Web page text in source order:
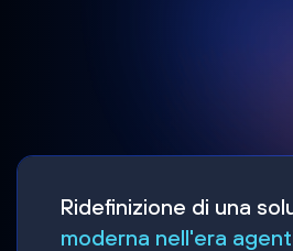
Ridefinizione di una
moderna nell'era